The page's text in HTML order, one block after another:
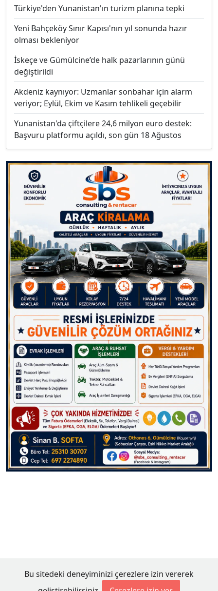
Türkiye'den Yunanistan'ın turizm planına tepki
Yeni Bahçeköy Sınır Kapısı'nın yıl sonunda hazır
olması bekleniyor
İskeçe ve Gümülcine’de halk pazarlarının günü
değiştirildi
Akdeniz kaynıyor: Uzmanlar sonbahar için alarm
veriyor; Eylül, Ekim ve Kasım tehlikeli geçebilir
Yunanistan'da çiftçilere 24,6 milyon euro destek:
Başvuru platformu açıldı, son gün 18 Ağustos
Bu sitedeki deneyiminizi çerezlere izin vererek